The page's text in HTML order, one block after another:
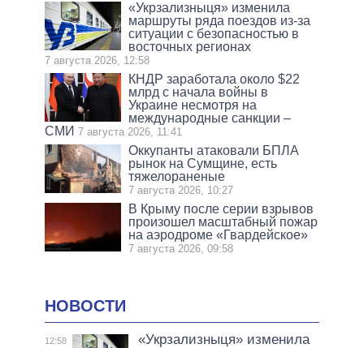
«Укрзализныця» изменила
маршруты ряда поездов из-за
ситуации с безопасностью в
восточных регионах
7 августа 2026, 12:58
КНДР заработала около $22
млрд с начала войны в
Украине несмотря на
международные санкции –
СМИ 7 августа 2026, 11:41
Оккупанты атаковали БПЛА
рынок на Сумщине, есть
тяжелораненые
7 августа 2026, 10:27
В Крыму после серии взрывов
произошел масштабный пожар
на аэродроме «Гвардейское»
7 августа 2026, 09:58
НОВОСТИ
12:58
«Укрзализныця» изменила